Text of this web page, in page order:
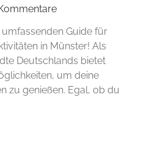
Guide für
in Münster! Als
Deutschlands bietet
um deine
zu genießen. Egal, ob du